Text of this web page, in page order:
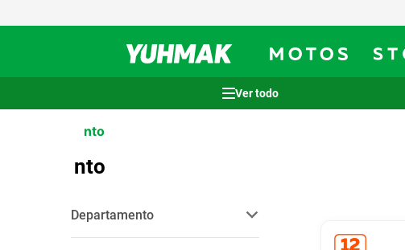
nto
nto
Departamento